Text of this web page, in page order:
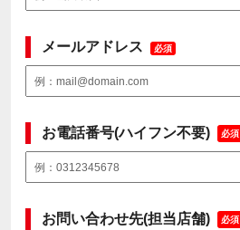
メールアドレス 必須
お電話番号(ハイフン不要) 必須
お問い合わせ先(担当店舗) 必須